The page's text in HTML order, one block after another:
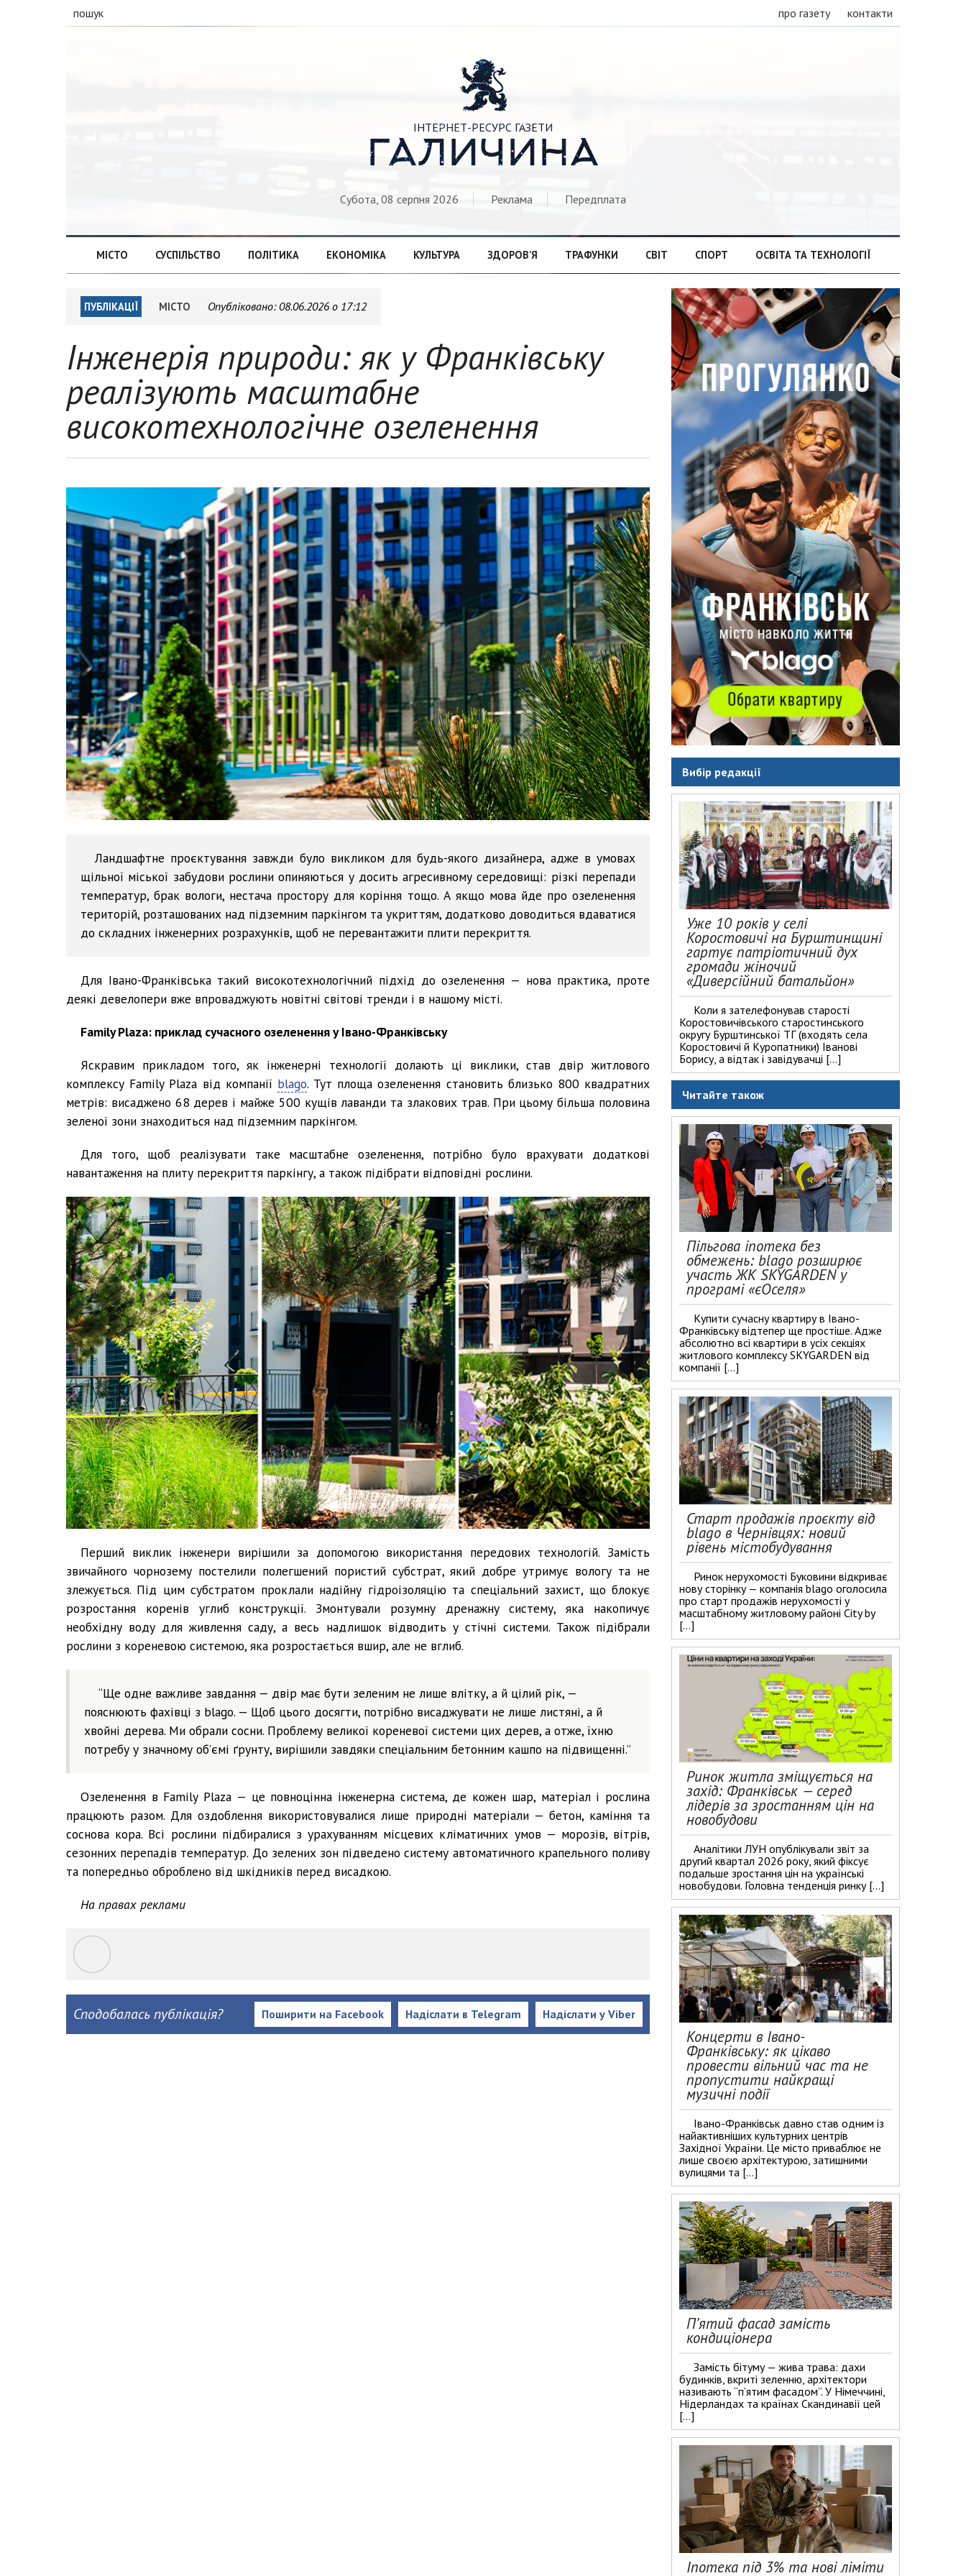
пошук про газету контакти

ІНТЕРНЕТ-РЕСУРС ГАЗЕТИ
ГАЛИЧИНА
Субота, 08 серпня 2026 Реклама Передплата
МІСТО СУСПІЛЬСТВО ПОЛІТИКА ЕКОНОМІКА КУЛЬТУРА ЗДОРОВ’Я ТРАФУНКИ СВІТ СПОРТ ОСВІТА ТА ТЕХНОЛОГІЇ
ПУБЛІКАЦІЇ МІСТО Опубліковано: 08.06.2026 о 17:12
Інженерія природи: як у Франківську
реалізують масштабне
високотехнологічне озеленення
Ландшафтне проєктування завжди було викликом для будь-якого дизайнера, адже в умовах
щільної міської забудови рослини опиняються у досить агресивному середовищі: різкі перепади
температур, брак вологи, нестача простору для коріння тощо. А якщо мова йде про озеленення
територій, розташованих над підземним паркінгом та укриттям, додатково доводиться вдаватися
до складних інженерних розрахунків, щоб не перевантажити плити перекриття.
Для Івано-Франківська такий високотехнологічний підхід до озеленення — нова практика, проте
деякі девелопери вже впроваджують новітні світові тренди і в нашому місті.
Family Plaza: приклад сучасного озеленення у Івано-Франківську
Яскравим прикладом того, як інженерні технології долають ці виклики, став двір житлового
комплексу Family Plaza від компанії blago. Тут площа озеленення становить близько 800 квадратних
метрів: висаджено 68 дерев і майже 500 кущів лаванди та злакових трав. При цьому більша половина
зеленої зони знаходиться над підземним паркінгом.
Для того, щоб реалізувати таке масштабне озеленення, потрібно було врахувати додаткові
навантаження на плиту перекриття паркінгу, а також підібрати відповідні рослини.
Перший виклик інженери вирішили за допомогою використання передових технологій. Замість
звичайного чорнозему постелили полегшений пористий субстрат, який добре утримує вологу та не
злежується. Під цим субстратом проклали надійну гідроізоляцію та спеціальний захист, що блокує
розростання коренів углиб конструкції. Змонтували розумну дренажну систему, яка накопичує
необхідну воду для живлення саду, а весь надлишок відводить у стічні системи. Також підібрали
рослини з кореневою системою, яка розростається вшир, але не вглиб.
“Ще одне важливе завдання — двір має бути зеленим не лише влітку, а й цілий рік, —
пояснюють фахівці з blago. — Щоб цього досягти, потрібно висаджувати не лише листяні, а й
хвойні дерева. Ми обрали сосни. Проблему великої кореневої системи цих дерев, а отже, їхню
потребу у значному об’ємі ґрунту, вирішили завдяки спеціальним бетонним кашпо на підвищенні.”
Озеленення в Family Plaza — це повноцінна інженерна система, де кожен шар, матеріал і рослина
працюють разом. Для оздоблення використовувалися лише природні матеріали — бетон, каміння та
соснова кора. Всі рослини підбиралися з урахуванням місцевих кліматичних умов — морозів, вітрів,
сезонних перепадів температур. До зелених зон підведено систему автоматичного крапельного поливу
та попередньо оброблено від шкідників перед висадкою.
На правах реклами
Сподобалась публікація? Надіслати у Viber
Надіслати в Telegram
Поширити на Facebook
Вибір редакції
Уже 10 років у селі
Коростовичі на Бурштинщині
гартує патріотичний дух
громади жіночий
«Диверсійний батальйон»
Коли я зателефонував старості
Коростовичівського старостинського
округу Бурштинської ТГ (входять села
Коростовичі й Куропатники) Іванові
Борису, а відтак і завідувачці […]
Читайте також
Пільгова іпотека без
обмежень: blago розширює
участь ЖК SKYGARDEN у
програмі «єОселя»
​Купити сучасну квартиру в Івано-
Франківську відтепер ще простіше. Адже
абсолютно всі квартири в усіх секціях
житлового комплексу SKYGARDEN від
компанії […]
Старт продажів проєкту від
blago в Чернівцях: новий
рівень містобудування
Ринок нерухомості Буковини відкриває
нову сторінку — компанія blago оголосила
про старт продажів нерухомості у
масштабному житловому районі City by
[…]
Ринок житла зміщується на
захід: Франківськ — серед
лідерів за зростанням цін на
новобудови
Аналітики ЛУН опублікували звіт за
другий квартал 2026 року, який фіксує
подальше зростання цін на українські
новобудови. Головна тенденція ринку […]
Концерти в Івано-
Франківську: як цікаво
провести вільний час та не
пропустити найкращі
музичні події
Івано-Франківськ давно став одним із
найактивніших культурних центрів
Західної України. Це місто приваблює не
лише своєю архітектурою, затишними
вулицями та […]
П’ятий фасад замість
кондиціонера
Замість бітуму — жива трава: дахи
будинків, вкриті зеленню, архітектори
називають “п’ятим фасадом”. У Німеччині,
Нідерландах та країнах Скандинавії цей
[…]
Іпотека під 3% та нові ліміти